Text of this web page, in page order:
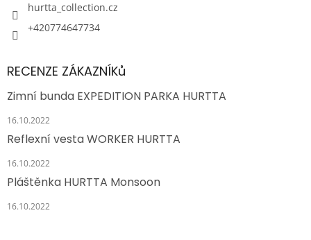
hurtta_collection.cz
+420774647734
RECENZE ZÁKAZNÍKů
Zimní bunda EXPEDITION PARKA HURTTA
16.10.2022
Reflexní vesta WORKER HURTTA
16.10.2022
Pláštěnka HURTTA Monsoon
16.10.2022